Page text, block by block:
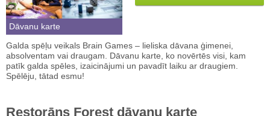
Dāvanu karte
Galda spēļu veikals Brain Games – lieliska dāvana ģimenei,
absolventam vai draugam. Dāvanu karte, ko novērtēs visi, kam
patīk galda spēles, izaicinājumi un pavadīt laiku ar draugiem.
Spēlēju, tātad esmu!
Restorāns Forest dāvanu karte